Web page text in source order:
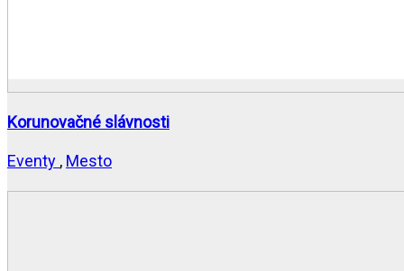
Korunovačné slávnosti
Eventy , Mesto